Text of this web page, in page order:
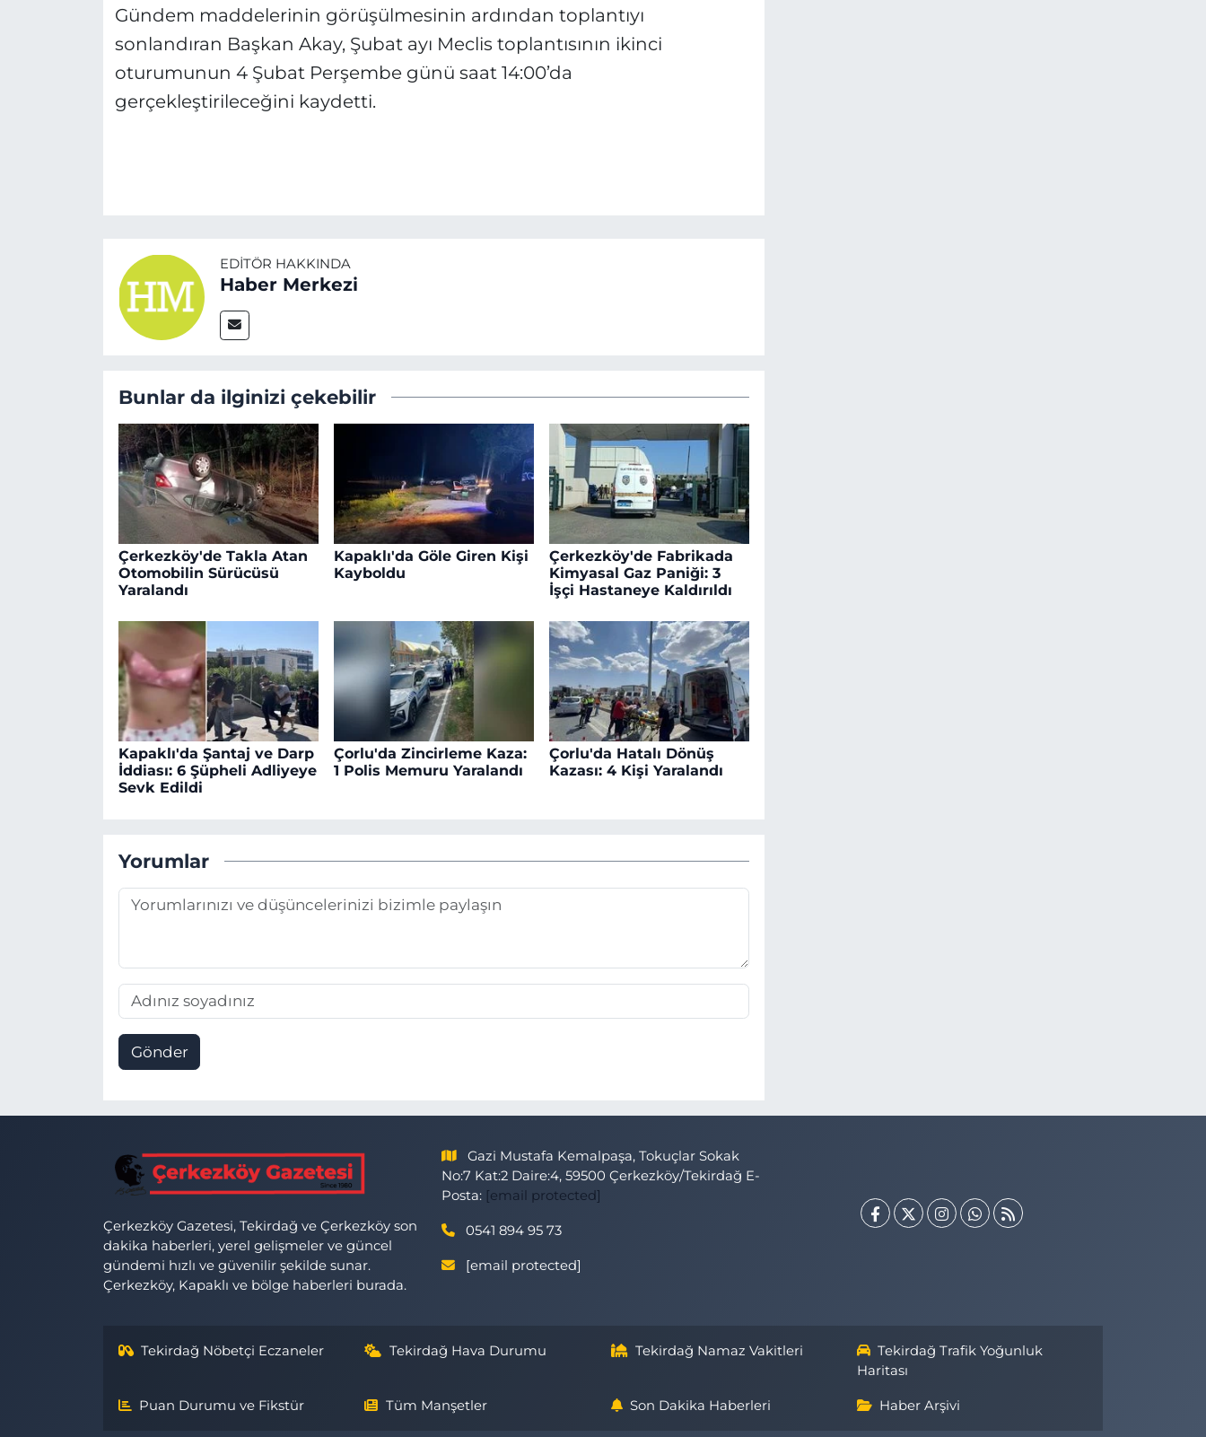
Gündem maddelerinin görüşülmesinin ardından toplantıyı
sonlandıran Başkan Akay, Şubat ayı Meclis toplantısının ikinci
oturumunun 4 Şubat Perşembe günü saat 14:00’da
gerçekleştirileceğini kaydetti.
EDITÖR HAKKINDA
Haber Merkezi
Bunlar da ilginizi çekebilir
Çerkezköy'de Takla Atan
Otomobilin Sürücüsü
Yaralandı
Kapaklı'da Göle Giren Kişi
Kayboldu
Çerkezköy'de Fabrikada
Kimyasal Gaz Paniği: 3
İşçi Hastaneye Kaldırıldı
Kapaklı'da Şantaj ve Darp
İddiası: 6 Şüpheli Adliyeye
Sevk Edildi
Çorlu'da Zincirleme Kaza:
1 Polis Memuru Yaralandı
Çorlu'da Hatalı Dönüş
Kazası: 4 Kişi Yaralandı
Yorumlar
Gönder
Çerkezköy Gazetesi, Tekirdağ ve Çerkezköy son
dakika haberleri, yerel gelişmeler ve güncel
gündemi hızlı ve güvenilir şekilde sunar.
Çerkezköy, Kapaklı ve bölge haberleri burada.
Gazi Mustafa Kemalpaşa, Tokuçlar Sokak
No:7 Kat:2 Daire:4, 59500 Çerkezköy/Tekirdağ E-
Posta: [email protected]
0541 894 95 73
[email protected]
Tekirdağ Nöbetçi Eczaneler Tekirdağ Hava Durumu Tekirdağ Namaz Vakitleri
Tekirdağ Trafik Yoğunluk
Haritası
Puan Durumu ve Fikstür Tüm Manşetler Son Dakika Haberleri Haber Arşivi